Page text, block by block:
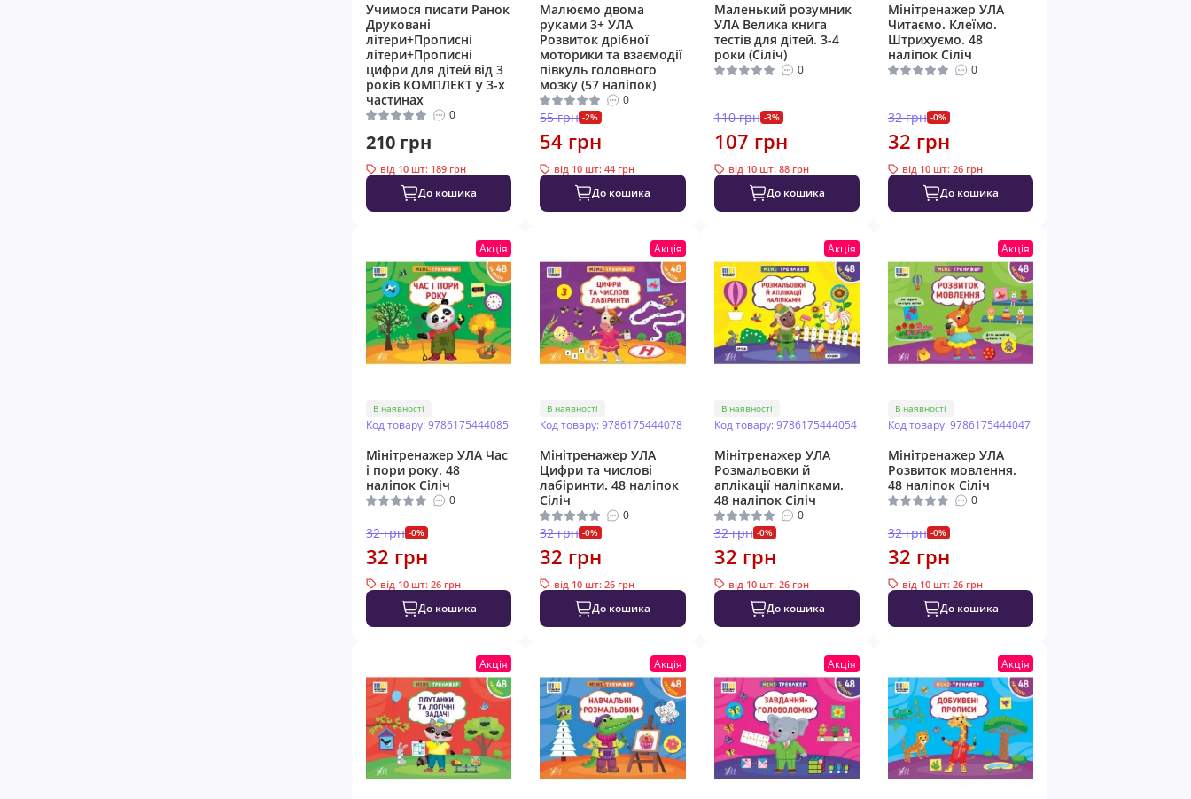
Учимося писати Ранок
Друковані
літери+Прописні
літери+Прописні
цифри для дітей від 3
років КОМПЛЕКТ у 3-х
частинах
0
210 грн
від 10 шт: 189 грн
До кошика
Малюємо двома
руками 3+ УЛА
Розвиток дрібної
моторики та взаємодії
півкуль головного
мозку (57 наліпок)
0
55 грн -2%
54 грн
від 10 шт: 44 грн
До кошика
Маленький розумник
УЛА Велика книга
тестів для дітей. 3-4
роки (Сіліч)
0
110 грн -3%
107 грн
від 10 шт: 88 грн
До кошика
Мінітренажер УЛА
Читаємо. Клеїмо.
Штрихуємо. 48
наліпок Сіліч
0
32 грн -0%
32 грн
від 10 шт: 26 грн
До кошика
Акція
В наявності
Код товару: 9786175444085
Мінітренажер УЛА Час
і пори року. 48
наліпок Сіліч
0
32 грн -0%
32 грн
від 10 шт: 26 грн
До кошика
Акція
В наявності
Код товару: 9786175444078
Мінітренажер УЛА
Цифри та числові
лабіринти. 48 наліпок
Сіліч
0
32 грн -0%
32 грн
від 10 шт: 26 грн
До кошика
Акція
В наявності
Код товару: 9786175444054
Мінітренажер УЛА
Розмальовки й
аплікації наліпками.
48 наліпок Сіліч
0
32 грн -0%
32 грн
від 10 шт: 26 грн
До кошика
Акція
В наявності
Код товару: 9786175444047
Мінітренажер УЛА
Розвиток мовлення.
48 наліпок Сіліч
0
32 грн -0%
32 грн
від 10 шт: 26 грн
До кошика
Акція Акція Акція Акція